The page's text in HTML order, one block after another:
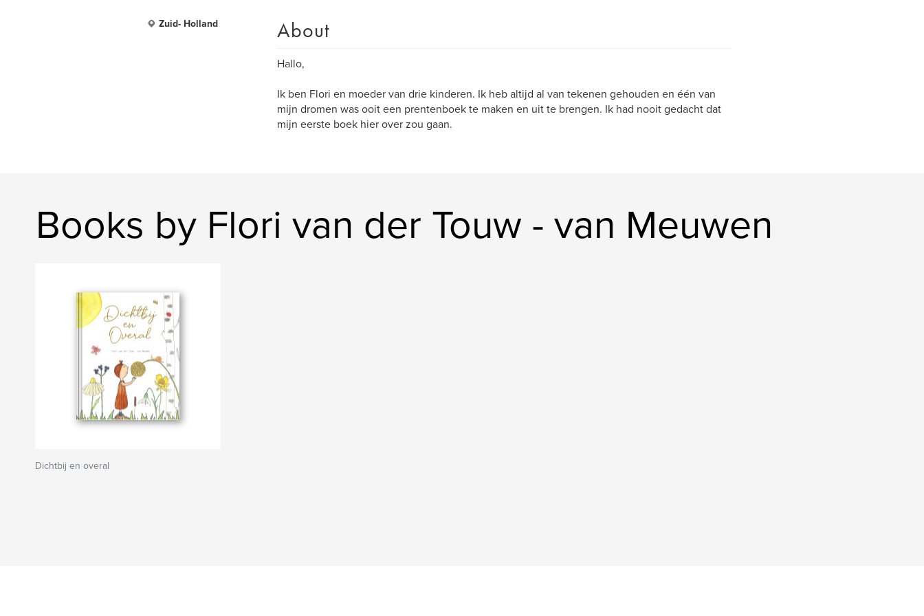
Zuid- Holland About
Hallo,
Ik ben Flori en moeder van drie kinderen. Ik heb altijd al van tekenen gehouden en één van
mijn dromen was ooit een prentenboek te maken en uit te brengen. Ik had nooit gedacht dat
mijn eerste boek hier over zou gaan.
Books by Flori van der Touw - van Meuwen
Dichtbij en overal